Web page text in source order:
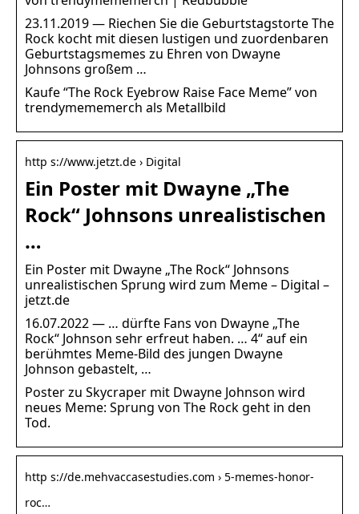
23.11.2019 — Riechen Sie die Geburtstagstorte The
Rock kocht mit diesen lustigen und zuordenbaren
Geburtstagsmemes zu Ehren von Dwayne
Johnsons großem …
Kaufe “The Rock Eyebrow Raise Face Meme” von
trendymememerch als Metallbild
http s://www.jetzt.de › Digital
Ein Poster mit Dwayne „The
Rock“ Johnsons unrealistischen
…
Ein Poster mit Dwayne „The Rock“ Johnsons
unrealistischen Sprung wird zum Meme – Digital –
jetzt.de
16.07.2022 — … dürfte Fans von Dwayne „The
Rock“ Johnson sehr erfreut haben. … 4“ auf ein
berühmtes Meme-Bild des jungen Dwayne
Johnson gebastelt, …
Poster zu Skycraper mit Dwayne Johnson wird
neues Meme: Sprung von The Rock geht in den
Tod.
http s://de.mehvaccasestudies.com › 5-memes-honor-
roc…